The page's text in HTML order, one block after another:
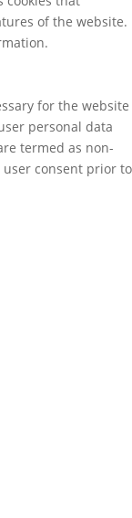
of the website.
for the website
personal data
termed as non-
user consent prior to